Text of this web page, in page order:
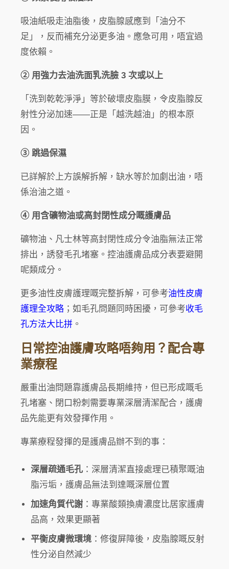
吸油紙吸走油脂後，皮脂腺感應到「油分不
足」，反而補充分泌更多油。應急可用，唔宜過
度依賴。
② 用強力去油洗面乳洗臉 3 次或以上
「洗到乾乾淨淨」等於破壞皮脂膜，令皮脂腺反
射性分泌加速——正是「越洗越油」的根本原
因。
③ 跳過保濕
已詳解於上方誤解拆解，缺水等於加劇出油，唔
係治油之道。
④ 用含礦物油或高封閉性成分嘅護膚品
礦物油、凡士林等高封閉性成分令油脂無法正常
排出，誘發毛孔堵塞。控油護膚品成分表要避開
呢類成分。
更多油性皮膚護理嘅完整拆解，可參考油性皮膚
護理全攻略 ；如毛孔問題同時困擾，可參考收毛
孔方法大比拼 。
日常控油護膚攻略唔夠用？配合專
業療程
嚴重出油問題靠護膚品長期維持，但已形成嘅毛
孔堵塞、閉口粉刺需要專業深層清潔配合，護膚
品先能更有效發揮作用。
專業療程發揮的是護膚品辦不到的事：
深層疏通毛孔 ：深層清潔直接處理已積聚嘅油
脂污垢，護膚品無法到達嘅深層位置
加速角質代謝 ：專業酸類換膚濃度比居家護膚
品高，效果更顯著
平衡皮膚微環境 ：修復屏障後，皮脂腺嘅反射
性分泌自然減少